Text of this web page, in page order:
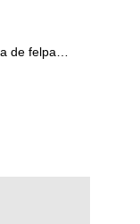
de felpa
y
sin pérdida